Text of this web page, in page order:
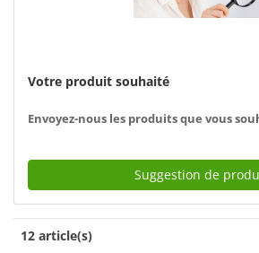
Votre produit souhaité
Envoyez-nous les produits que vous
Suggestion de
12 article(s)